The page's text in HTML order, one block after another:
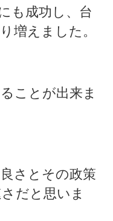
も成功し、台
増えました。
ことが出来ま
さとその政策
だと思いま